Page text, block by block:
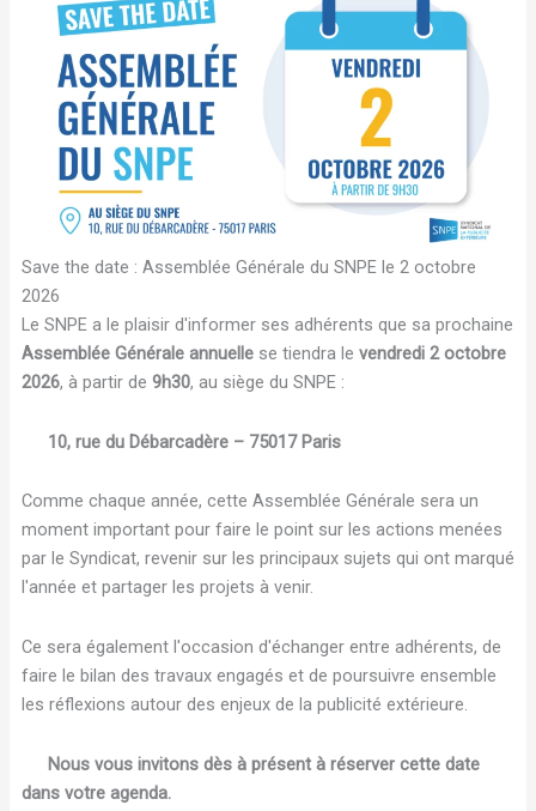
Save the date : Assemblée Générale du SNPE le 2 octobre
2026
Le SNPE a le plaisir d'informer ses adhérents que sa prochaine
Assemblée Générale annuellese tiendra le vendredi 2 octobre
2026, à partir de 9h30, au siège du SNPE :
10, rue du Débarcadère – 75017 Paris
Comme chaque année, cette Assemblée Générale sera un
moment important pour faire le point sur les actions menées
par le Syndicat, revenir sur les principaux sujets qui ont marqué
l'année et partager les projets à venir.
Ce sera également l'occasion d'échanger entre adhérents, de
faire le bilan des travaux engagés et de poursuivre ensemble
les réflexions autour des enjeux de la publicité extérieure.
Nous vous invitons dès à présent à réserver cette date
dans votre agenda.